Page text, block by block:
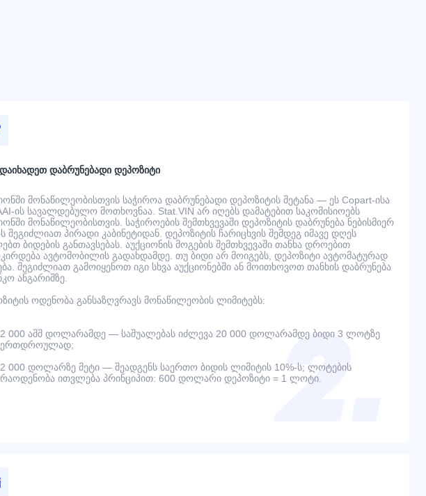
დაბრუნებადი დეპოზიტი
მონაწილეობისთვის საჭიროა დაბრუნებადი დეპოზიტის შეტანა — ეს Copart-ისა
ის სავალდებულო მოთხოვნაა. Stat.VIN არ იღებს დამატებით საკომისიოებს
მონაწილეობისთვის. საჭიროების შემთხვევაში დეპოზიტის დაბრუნება ნებისმიერ
შეგიძლიათ პირადი კაბინეტიდან. დეპოზიტის ჩარიცხვის შემდეგ იმავე დღეს
ბიდების განთავსებას. აუქციონის მოგების შემთხვევაში თანხა დროებით
ავტომობილის გადახდამდე. თუ ბიდი არ მოიგებს, დეპოზიტი ავტომატურად
შეგიძლიათ გამოიყენოთ იგი სხვა აუქციონებში ან მოითხოვოთ თანხის დაბრუნება
ანგარიშზე.
ოდენობა განსაზღვრავს მონაწილეობის ლიმიტებს:
2 000 აშშ დოლარამდე — საშუალებას იძლევა 20 000 დოლარამდე ბიდი 3 ლოტზე
ერთდროულად;
2 000 დოლარზე მეტი — შეადგენს საერთო ბიდის ლიმიტის 10%-ს; ლოტების
რაოდენობა ითვლება პრინციპით: 600 დოლარი დეპოზიტი = 1 ლოტი.